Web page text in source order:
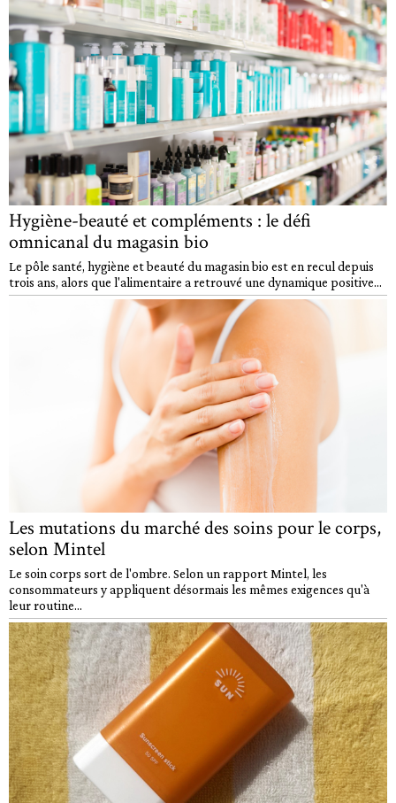
Hygiène-beauté et compléments : le défi
omnicanal du magasin bio
Le pôle santé, hygiène et beauté du magasin bio est en recul depuis
trois ans, alors que l'alimentaire a retrouvé une dynamique positive...
Les mutations du marché des soins pour le corps,
selon Mintel
Le soin corps sort de l'ombre. Selon un rapport Mintel, les
consommateurs y appliquent désormais les mêmes exigences qu'à
leur routine...